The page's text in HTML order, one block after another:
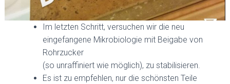
Im letzten Schritt, versuchen wir die neu
eingefangene Mikrobiologie mit Beigabe von
Rohrzucker
(so unraffiniert wie möglich), zu stabilisieren.
Es ist zu empfehlen, nur die schönsten Teile